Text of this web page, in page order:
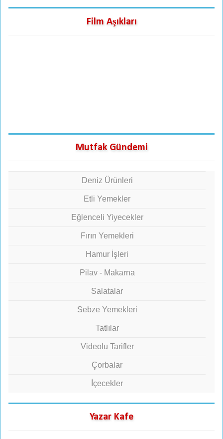
Film Aşıkları
Mutfak Gündemi
Deniz Ürünleri
Etli Yemekler
Eğlenceli Yiyecekler
Fırın Yemekleri
Hamur İşleri
Pilav - Makarna
Salatalar
Sebze Yemekleri
Tatlılar
Videolu Tarifler
Çorbalar
İçecekler
Yazar Kafe